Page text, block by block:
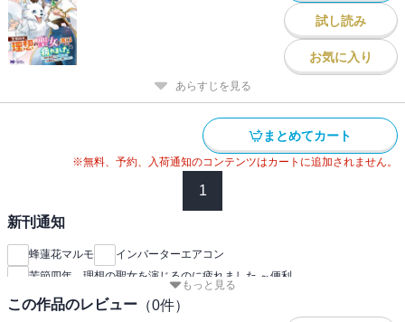
試し読み
お気に入り
あらすじを見る
まとめてカート
※無料、予約、入荷通知のコンテンツはカートに追加されません。
1
新刊通知
蜂蓮花マルモ
インバーターエアコン
苦節四年、理想の聖女を演じるのに疲れました ～便利
もっと見る
この作品のレビュー （0件）